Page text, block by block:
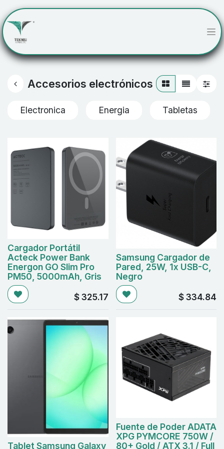
Accesorios electrónicos
Electronica Energia Tabletas
Cargador Portátil
Acteck Power Bank
Energon GO Slim Pro
PM50, 5000mAh, Gris
$325.17
Samsung Cargador de
Pared, 25W, 1x USB-C,
Negro
$334.84
Tablet Samsung Galaxy
Fuente de Poder ADATA
XPG PYMCORE 750W /
80+ Gold / ATX 3.1 / Full